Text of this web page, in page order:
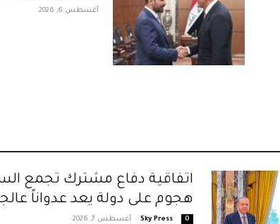
أغسطس 6, 2026
اتفاقية دفاع مشترك تجمع
هجوم على دولة يعد عدواناً
Sky Press
- أغسطس 7, 2026 0